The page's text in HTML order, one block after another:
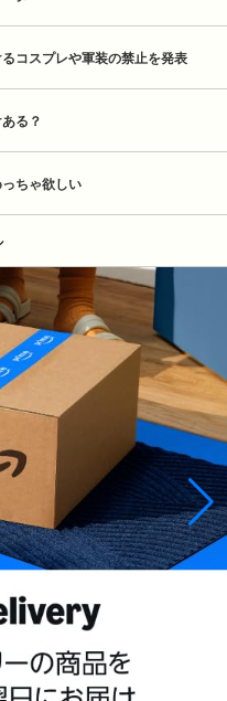
コスプレや軍装の禁止を発表
る？
ちゃ欲しい